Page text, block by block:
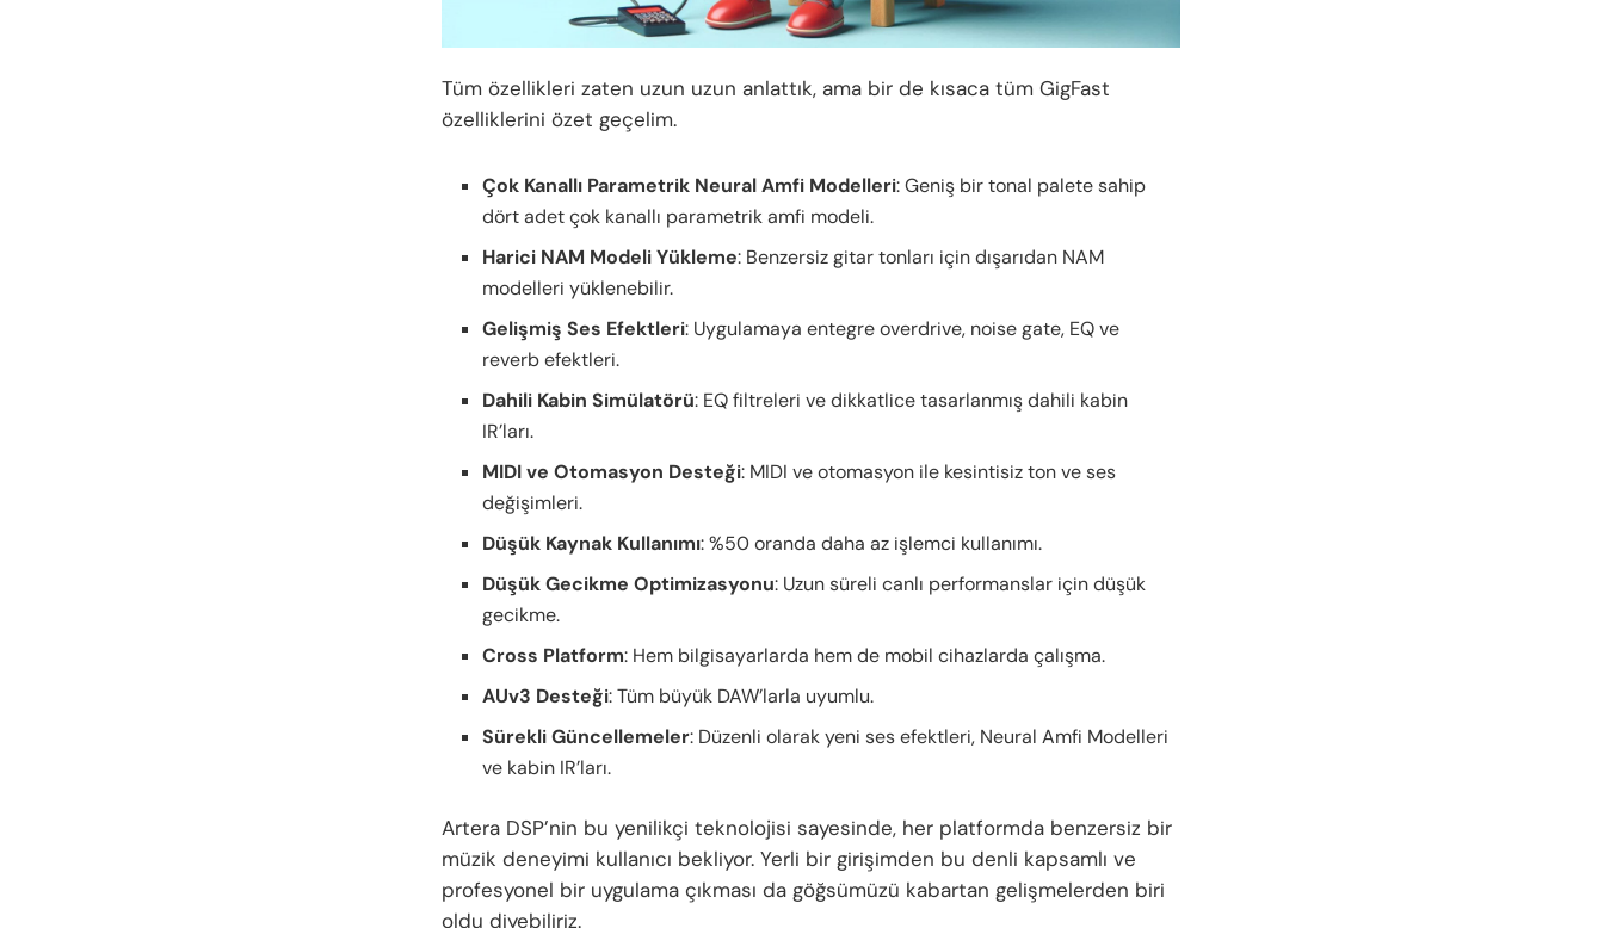
Tüm özellikleri zaten uzun uzun anlattık, ama bir de kısaca tüm GigFast
özelliklerini özet geçelim.
Çok Kanallı Parametrik Neural Amfi Modelleri: Geniş bir tonal palete sahip
dört adet çok kanallı parametrik amfi modeli.
Harici NAM Modeli Yükleme: Benzersiz gitar tonları için dışarıdan NAM
modelleri yüklenebilir.
Gelişmiş Ses Efektleri: Uygulamaya entegre overdrive, noise gate, EQ ve
reverb efektleri.
Dahili Kabin Simülatörü: EQ filtreleri ve dikkatlice tasarlanmış dahili kabin
IR’ları.
MIDI ve Otomasyon Desteği: MIDI ve otomasyon ile kesintisiz ton ve ses
değişimleri.
Düşük Kaynak Kullanımı: %50 oranda daha az işlemci kullanımı.
Düşük Gecikme Optimizasyonu: Uzun süreli canlı performanslar için düşük
gecikme.
Cross Platform: Hem bilgisayarlarda hem de mobil cihazlarda çalışma.
AUv3 Desteği: Tüm büyük DAW’larla uyumlu.
Sürekli Güncellemeler: Düzenli olarak yeni ses efektleri, Neural Amfi Modelleri
ve kabin IR’ları.
Artera DSP’nin bu yenilikçi teknolojisi sayesinde, her platformda benzersiz bir
müzik deneyimi kullanıcı bekliyor. Yerli bir girişimden bu denli kapsamlı ve
profesyonel bir uygulama çıkması da göğsümüzü kabartan gelişmelerden biri
oldu diyebiliriz.